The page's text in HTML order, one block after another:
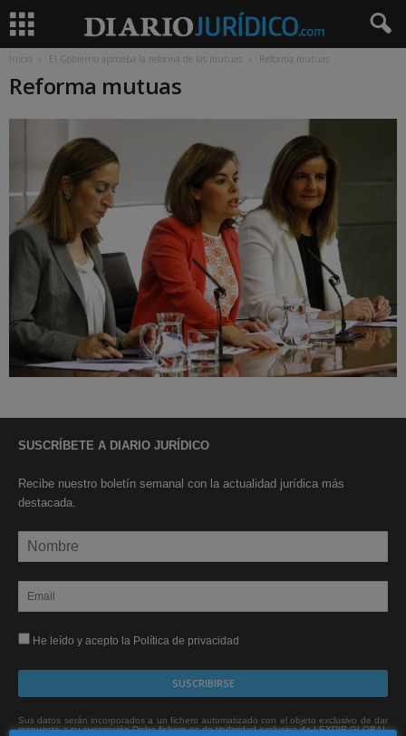
Inicio El Gobierno aprueba la reforma de las mutuas Reforma mutuas
Reforma mutuas
SUSCRÍBETE A DIARIO JURÍDICO
Recibe nuestro boletín semanal con la actualidad jurídica más
destacada.
He leído y acepto la Política de privacidad
Sus datos serán incorporados a un fichero automatizado con el objeto exclusivo de dar
respuesta a su suscripción Dicho fichero es de titularidad exclusiva de LEXDIR GLOBAL